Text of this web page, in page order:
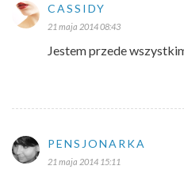
CASSIDY
21 maja 2014 08:43
Jestem przede
PENSJONARKA
21 maja 2014 15:11